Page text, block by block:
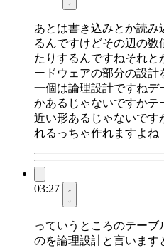
あとは書き込みとか読み
るんですけどその辺の数
たりするんですねそれと
ードウェアの部分の設計
一個は論理設計ですねデ
かあるじゃないですかテ
近い形あるじゃないです
れるっちゃ作れますよね
03:27
っていうところのテー
のを論理設計と言います